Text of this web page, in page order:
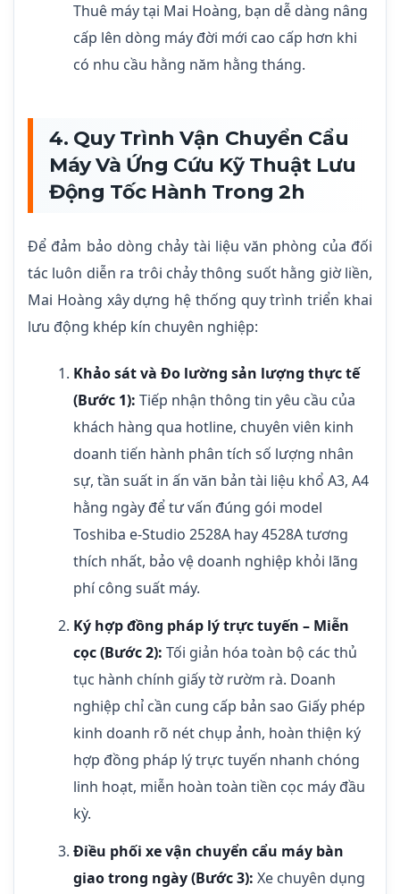
Thuê máy tại Mai Hoàng, bạn dễ dàng nâng
cấp lên dòng máy đời mới cao cấp hơn khi
có nhu cầu hằng năm hằng tháng.
4. Quy Trình Vận Chuyển Cẩu
Máy Và Ứng Cứu Kỹ Thuật Lưu
Động Tốc Hành Trong 2h
Để đảm bảo dòng chảy tài liệu văn phòng của đối
tác luôn diễn ra trôi chảy thông suốt hằng giờ liền,
Mai Hoàng xây dựng hệ thống quy trình triển khai
lưu động khép kín chuyên nghiệp:
Khảo sát và Đo lường sản lượng thực tế
(Bước 1): Tiếp nhận thông tin yêu cầu của
khách hàng qua hotline, chuyên viên kinh
doanh tiến hành phân tích số lượng nhân
sự, tần suất in ấn văn bản tài liệu khổ A3, A4
hằng ngày để tư vấn đúng gói model
Toshiba e-Studio 2528A hay 4528A tương
thích nhất, bảo vệ doanh nghiệp khỏi lãng
phí công suất máy.
Ký hợp đồng pháp lý trực tuyến – Miễn
cọc (Bước 2): Tối giản hóa toàn bộ các thủ
tục hành chính giấy tờ rườm rà. Doanh
nghiệp chỉ cần cung cấp bản sao Giấy phép
kinh doanh rõ nét chụp ảnh, hoàn thiện ký
hợp đồng pháp lý trực tuyến nhanh chóng
linh hoạt, miễn hoàn toàn tiền cọc máy đầu
kỳ.
Điều phối xe vận chuyển cẩu máy bàn
giao trong ngày (Bước 3): Xe chuyên dụng